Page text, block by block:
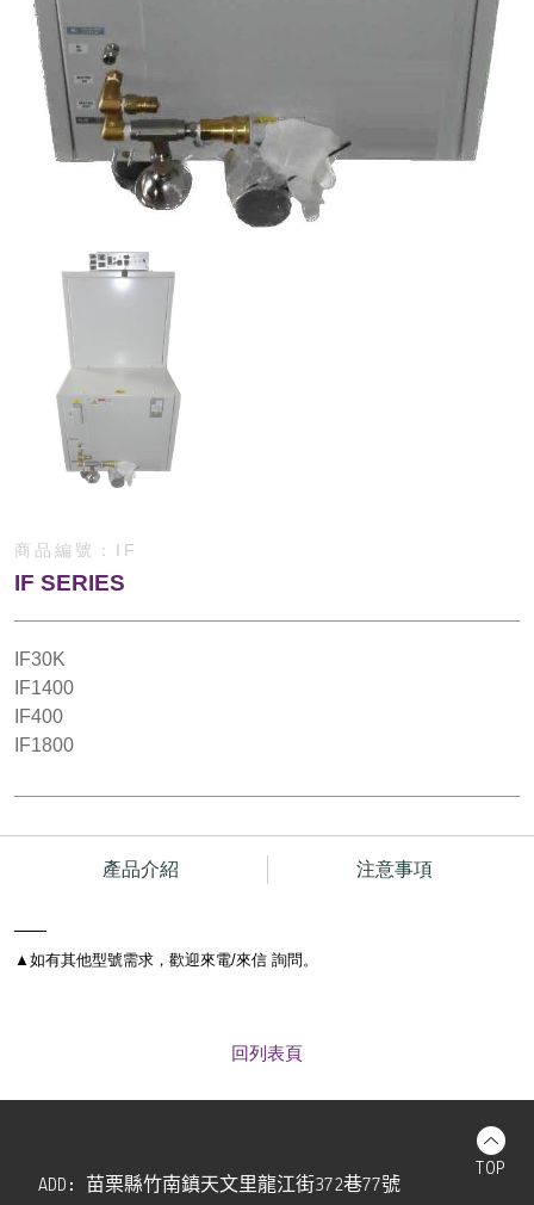
商品編號： IF
IF SERIES
IF30K
IF1400
IF400
IF1800
產品介紹 注意事項
▲ 如有其他型號需求，歡迎來電/來信 詢問。
回列表頁
ADD: 苗栗縣竹南鎮天文里龍江街372巷77號
TOP